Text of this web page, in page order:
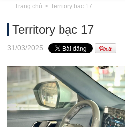
Trang chủ Territory bạc 17
Territory bạc 17
31/03/2025